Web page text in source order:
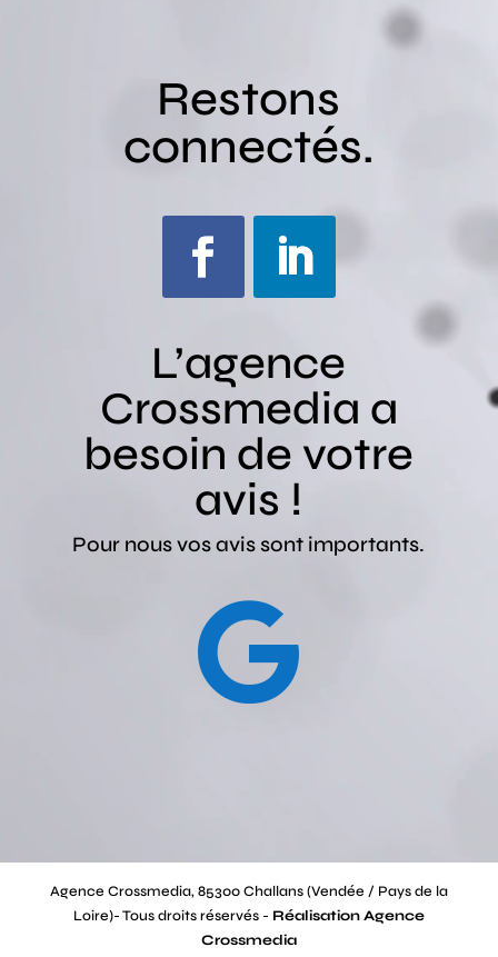
Restons
connectés.
L’agence
Crossmedia a
besoin de votre
avis !
Pour nous vos avis sont importants.

Agence Crossmedia, 85300 Challans (Vendée / Pays de la
Loire)- Tous droits réservés - Réalisation Agence
Crossmedia